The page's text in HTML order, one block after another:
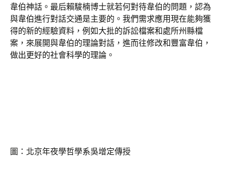
韋伯神話。最后賴駿楠博士就若何對待韋伯的問題，認為
與韋伯進行對話交通是主要的。我們需求應用現在能夠獲
得的新的經驗資料，例如大批的訴訟檔案和處所州縣檔
案，來展開與韋伯的理論對話，進而往修改和豐富韋伯，
做出更好的社會科學的理論。
圖：北京年夜學哲學系吳增定傳授